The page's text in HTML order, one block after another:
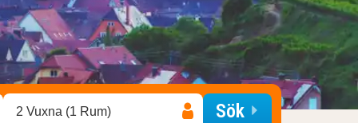
2 Vuxna (1 Rum) Sök